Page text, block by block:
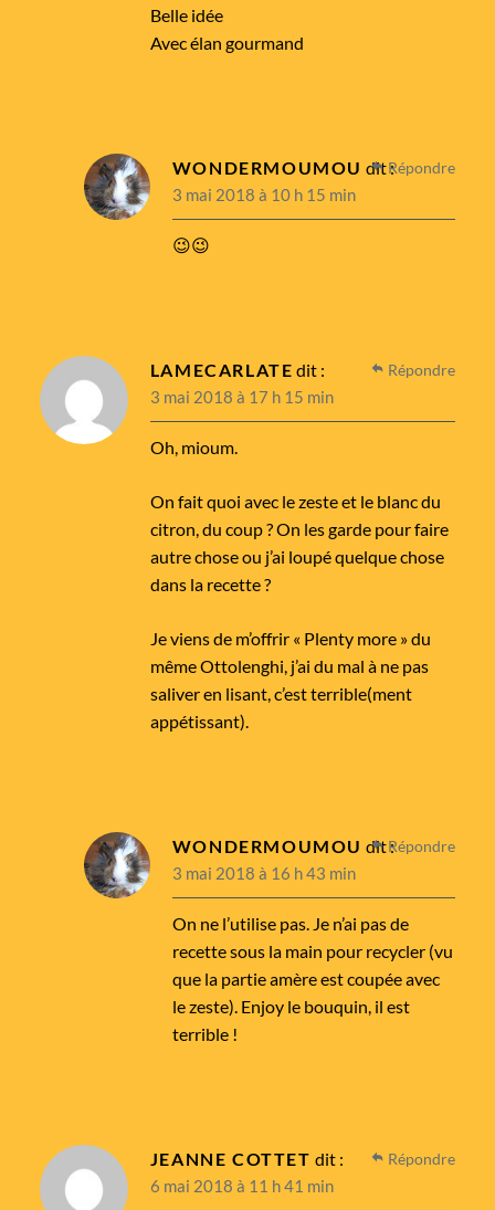
Belle idée
Avec élan gourmand
WONDERMOUMOU dit :
3 mai 2018 à 10 h 15 min
😉😉
Répondre
LAMECARLATE dit :
3 mai 2018 à 17 h 15 min
Oh, mioum.
On fait quoi avec le zeste et le blanc du
citron, du coup ? On les garde pour faire
autre chose ou j’ai loupé quelque chose
dans la recette ?
Je viens de m’offrir « Plenty more » du
même Ottolenghi, j’ai du mal à ne pas
saliver en lisant, c’est terrible(ment
appétissant).
Répondre
WONDERMOUMOU dit :
3 mai 2018 à 16 h 43 min
On ne l’utilise pas. Je n’ai pas de
recette sous la main pour recycler (vu
que la partie amère est coupée avec
le zeste). Enjoy le bouquin, il est
terrible !
Répondre
JEANNE COTTET dit :
6 mai 2018 à 11 h 41 min
Répondre